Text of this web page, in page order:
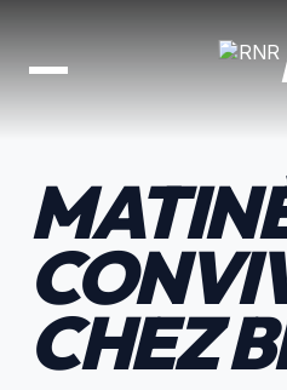
LE CLUB
L'ÉQUIPE PRO
LES
VALKYRIES
arrow_outward
CHEZ